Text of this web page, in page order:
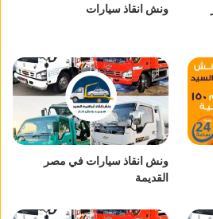
ونش انقاذ سيارات
ونش انقاذ سيارات في مصر
القديمة